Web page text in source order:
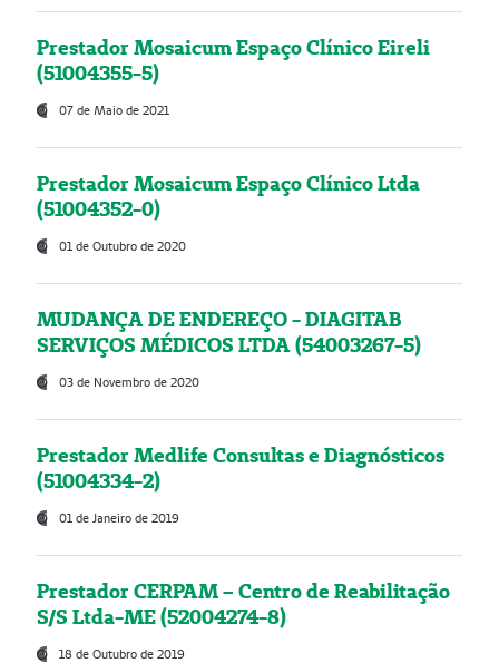
Prestador Mosaicum Espaço Clínico Eireli
(51004355-5)
07 de Maio de 2021
Prestador Mosaicum Espaço Clínico Ltda
(51004352-0)
01 de Outubro de 2020
MUDANÇA DE ENDEREÇO - DIAGITAB
SERVIÇOS MÉDICOS LTDA (54003267-5)
03 de Novembro de 2020
Prestador Medlife Consultas e Diagnósticos
(51004334-2)
01 de Janeiro de 2019
Prestador CERPAM – Centro de Reabilitação
S/S Ltda-ME (52004274-8)
18 de Outubro de 2019